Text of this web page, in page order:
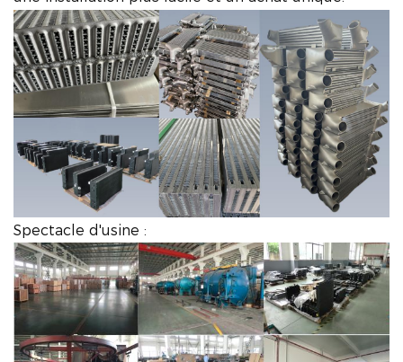
Spectacle d'usine :